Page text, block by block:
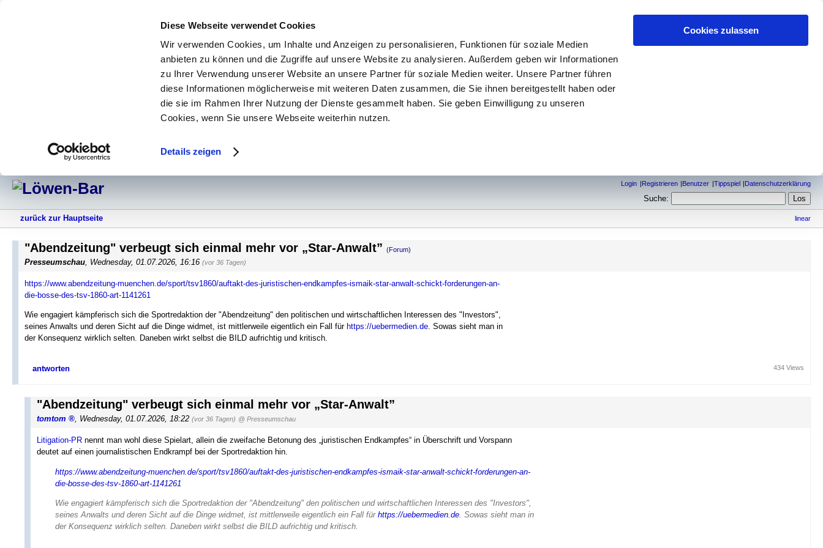
Diese Webseite verwendet Cookies
Wir verwenden Cookies, um Inhalte und Anzeigen zu personalisieren, Funktionen für soziale Medien
anbieten zu können und die Zugriffe auf unsere Website zu analysieren. Außerdem geben wir Informationen
zu Ihrer Verwendung unserer Website an unsere Partner für soziale Medien weiter. Unsere Partner führen
diese Informationen möglicherweise mit weiteren Daten zusammen, die Sie ihnen bereitgestellt haben oder
die sie im Rahmen Ihrer Nutzung der Dienste gesammelt haben. Sie geben Einwilligung zu unseren
Cookies, wenn Sie unsere Webseite weiterhin nutzen.
Details zeigen
Cookies zulassen
Login Registrieren Benutzer Tippspiel Datenschutzerklärung
Suche:
zurück zur Hauptseite linear
"Abendzeitung" verbeugt sich einmal mehr vor „Star-Anwalt” (Forum)
Presseumschau, Wednesday, 01.07.2026, 16:16 (vor 36 Tagen)
https://www.abendzeitung-muenchen.de/sport/tsv1860/auftakt-des-juristischen-endkampfes-ismaik-star-anwalt-schickt-forderungen-an-
die-bosse-des-tsv-1860-art-1141261
Wie engagiert kämpferisch sich die Sportredaktion der "Abendzeitung" den politischen und wirtschaftlichen Interessen des "Investors",
seines Anwalts und deren Sicht auf die Dinge widmet, ist mittlerweile eigentlich ein Fall für https://uebermedien.de. Sowas sieht man in
der Konsequenz wirklich selten. Daneben wirkt selbst die BILD aufrichtig und kritisch.
antworten 434 Views
"Abendzeitung" verbeugt sich einmal mehr vor „Star-Anwalt”
tomtom , Wednesday, 01.07.2026, 18:22 (vor 36 Tagen) @ Presseumschau
Litigation-PR nennt man wohl diese Spielart, allein die zweifache Betonung des „juristischen Endkampfes“ in Überschrift und Vorspann
deutet auf einen journalistischen Endkrampf bei der Sportredaktion hin.
https://www.abendzeitung-muenchen.de/sport/tsv1860/auftakt-des-juristischen-endkampfes-ismaik-star-anwalt-schickt-forderungen-an-
die-bosse-des-tsv-1860-art-1141261
Wie engagiert kämpferisch sich die Sportredaktion der "Abendzeitung" den politischen und wirtschaftlichen Interessen des "Investors",
seines Anwalts und deren Sicht auf die Dinge widmet, ist mittlerweile eigentlich ein Fall für https://uebermedien.de . Sowas sieht man in
der Konsequenz wirklich selten. Daneben wirkt selbst die BILD aufrichtig und kritisch.